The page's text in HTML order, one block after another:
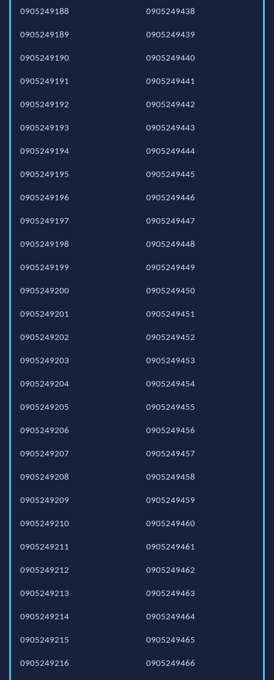
0905249188
0905249189
0905249190
0905249191
0905249192
0905249193
0905249194
0905249195
0905249196
0905249197
0905249198
0905249199
0905249200
0905249201
0905249202
0905249203
0905249204
0905249205
0905249206
0905249207
0905249208
0905249209
0905249210
0905249211
0905249212
0905249213
0905249214
0905249215
0905249216
0905249438
0905249439
0905249440
0905249441
0905249442
0905249443
0905249444
0905249445
0905249446
0905249447
0905249448
0905249449
0905249450
0905249451
0905249452
0905249453
0905249454
0905249455
0905249456
0905249457
0905249458
0905249459
0905249460
0905249461
0905249462
0905249463
0905249464
0905249465
0905249466